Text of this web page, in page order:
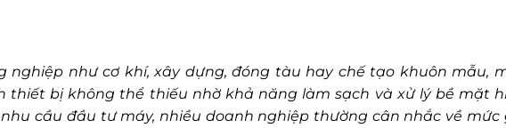
nghiệp như cơ khí, xây dựng, đóng tàu hay chế tạo khuôn mẫu,
thiết bị không thể thiếu nhờ khả năng làm sạch và xử lý bề mặt
nhu cầu đầu tư máy, nhiều doanh nghiệp thường cân nhắc về mức